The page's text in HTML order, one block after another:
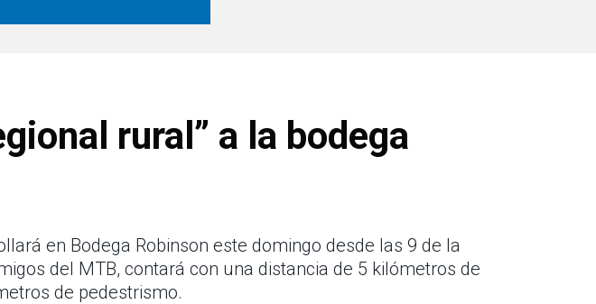
rural” a la bodega
en Bodega Robinson este domingo desde las 9 de la
del MTB, contará con una distancia de 5 kilómetros de
de pedestrismo.